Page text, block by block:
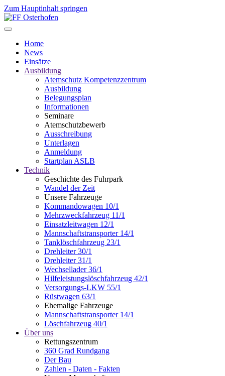
Zum Hauptinhalt springen
Home
News
Einsätze
Ausbildung
Atemschutz Kompetenzzentrum
Ausbildung
Belegungsplan
Informationen
Seminare
Atemschutzbewerb
Ausschreibung
Unterlagen
Anmeldung
Startplan ASLB
Technik
Geschichte des Fuhrpark
Wandel der Zeit
Unsere Fahrzeuge
Kommandowagen 10/1
Mehrzweckfahrzeug 11/1
Einsatzleitwagen 12/1
Mannschaftstransporter 14/1
Tanklöschfahrzeug 23/1
Drehleiter 30/1
Drehleiter 31/1
Wechsellader 36/1
Hilfeleistungslöschfahrzeug 42/1
Versorgungs-LKW 55/1
Rüstwagen 63/1
Ehemalige Fahrzeuge
Mannschaftstransporter 14/1
Löschfahrzeug 40/1
Über uns
Rettungszentrum
360 Grad Rundgang
Der Bau
Zahlen - Daten - Fakten